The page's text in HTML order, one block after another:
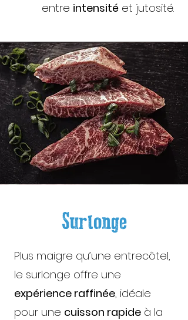
entre intensité et jutosité.
Surlonge
Plus maigre qu’une entrecôtel,
le surlonge offre une
expérience raffinée, idéale
pour une cuisson rapide à la